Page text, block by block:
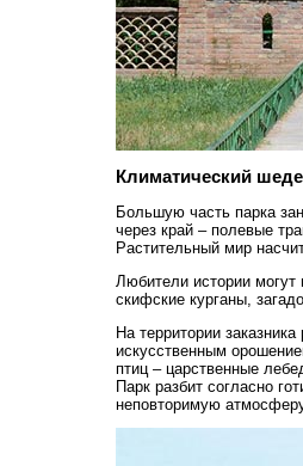
Климатический
Большую часть парка
через край – полевые
Растительный мир
Любители истории
скифские курганы,
На территории
искусственным
птиц – царственные
Парк разбит согласно
неповторимую